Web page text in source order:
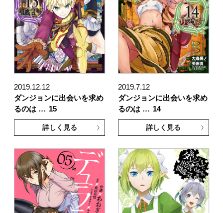
2019.12.12
ダンジョンに出会いを求め
るのは … 15
詳しく見る
2019.7.12
ダンジョンに出会いを求め
るのは … 14
詳しく見る